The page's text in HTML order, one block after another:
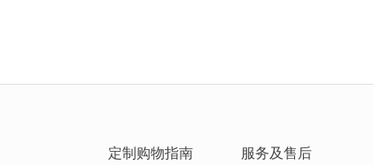
定制购物指南 服务及售后